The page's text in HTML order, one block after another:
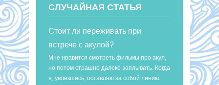
СЛУЧАЙНАЯ СТАТЬЯ
Стоит ли переживать при
встрече с акулой?
Мне нравится смотреть фильмы про акул,
но потом страшно далеко заплывать. Когда
я, увлекшись, оставляю за собой линию